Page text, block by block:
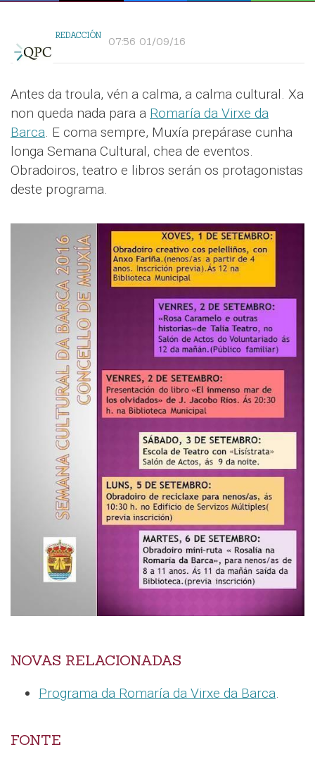
REDACCIÓN 07:56 01/09/16
Antes da troula, vén a calma, a calma cultural. Xa
non queda nada para a Romaría da Virxe da
Barca. E coma sempre, Muxía prepárase cunha
longa Semana Cultural, chea de eventos.
Obradoiros, teatro e libros serán os protagonistas
deste programa.
NOVAS RELACIONADAS
Programa da Romaría da Virxe da Barca.
FONTE